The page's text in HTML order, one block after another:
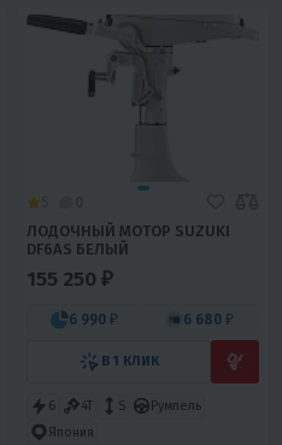
ЛОДОЧНЫЙ МОТОР SUZUKI
DF6AS БЕЛЫЙ
155 250 ₽
6 990 ₽ 6 680 ₽
В 1 КЛИК
6 4T S
Румпель
Япония